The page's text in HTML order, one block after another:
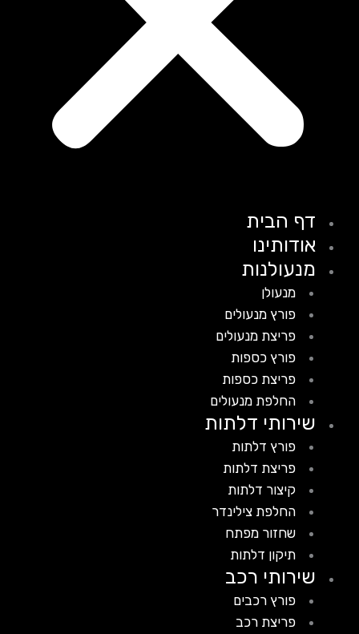
דף הבית
אודותינו
מנעולנות
מנעולן
פורץ מנעולים
פריצת מנעולים
פורץ כספות
פריצת כספות
החלפת מנעולים
שירותי דלתות
פורץ דלתות
פריצת דלתות
קיצור דלתות
החלפת צילינדר
שחזור מפתח
תיקון דלתות
שירותי רכב
פורץ רכבים
פריצת רכב